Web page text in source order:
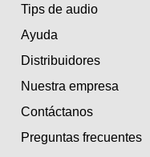
Tips de audio
Ayuda
Distribuidores
Nuestra empresa
Contáctanos
Preguntas frecuentes